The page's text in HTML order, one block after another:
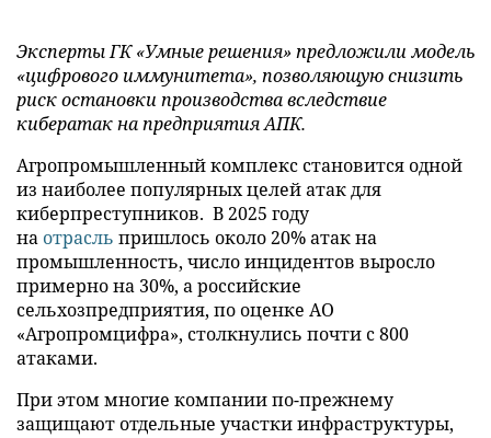
Эксперты ГК «Умные решения» предложили модель
«цифрового иммунитета», позволяющую снизить
риск остановки производства вследствие
кибератак на предприятия АПК.
Агропромышленный комплекс становится одной
из наиболее популярных целей атак для
киберпреступников. В 2025 году
на отрасль пришлось около 20% атак на
промышленность, число инцидентов выросло
примерно на 30%, а российские
сельхозпредприятия, по оценке АО
«Агропромцифра», столкнулись почти с 800
атаками.
При этом многие компании по-прежнему
защищают отдельные участки инфраструктуры,